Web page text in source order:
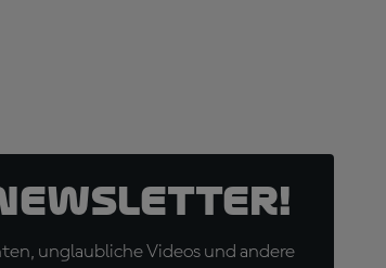
unglaubliche Videos und andere